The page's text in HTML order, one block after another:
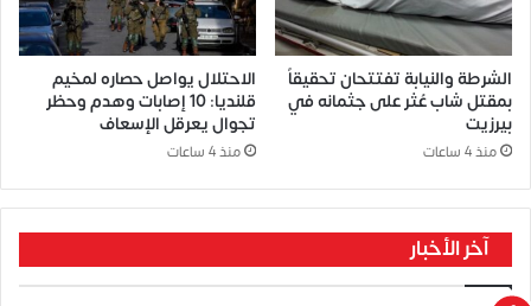
الشرطة والنيابة تفتتحان تحقيقاً
بمقتل شاب عُثر على جثمانه في
بيرزيت
منذ 4 ساعات
الاحتلال يواصل حصاره لمخيم
قلنديا: 10 إصابات وهدم وحظر
تجوال يعرقل الإسعاف
منذ 4 ساعات
آخر الأخبار